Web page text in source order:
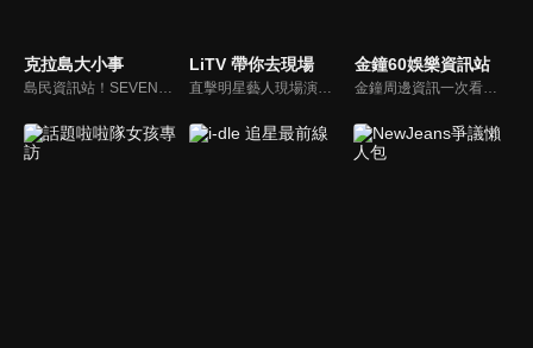
克拉島大小事
島民資訊站！SEVENTEEN近期資訊報你知
LiTV 帶你去現場
直擊明星藝人現場演出，體驗當下火熱氣氛
金鐘60娛樂資訊站
金鐘周邊資訊一次看，一起預測金鐘得主！